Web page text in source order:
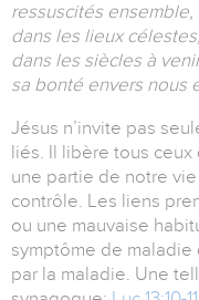
ressuscités
dans les lieux
dans les siècles à
sa bonté envers nous
Jésus n’invite pas
liés. Il libère tous
une partie de notre
contrôle. Les liens
ou une mauvaise
symptôme de maladie
par la maladie. Une